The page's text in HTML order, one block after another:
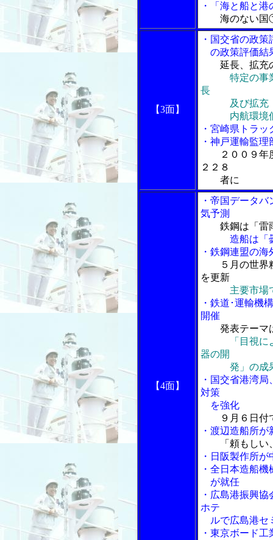
・「海と船と
海のない
【3面】
・国交省の政
の政策評価結
延長、拡充
特定の事
長
及び拡充
内航環境低
・宮崎県トラ
・神戸運輸監
２００９
２２８
者に
【4面】
・帝国データ
気予測
鉄鋼は「雷
造船は「曇
・鉄鋼連盟の
５月の世
を更新
主要市場
・鉄道･運輸機
開催
発表テーマ
「目視
器の開
発」の成果
・国交省港湾
対策
を強化
９月６日
・渡辺造船所
「頼もし
・日阪製作所
・全日本造船
が就任
・広島港振興
ホテ
ルで広島港セ
・東京ボード